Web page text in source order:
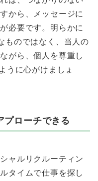
から、メッセージに
必要です。明らかに
ものではなく、当人の
がら、個人を尊重し
うに心がけましょ
プローチできる
ャルリクルーティン
タイムで仕事を探し